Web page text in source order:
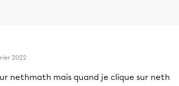
2022
nethmath mais quand je clique sur neth